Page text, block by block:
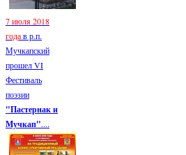
7 июля 2018
годав р.п.
Мучкапский
прошел VI
Фестиваль
поэзии
"Пастернак и
Мучкап"....